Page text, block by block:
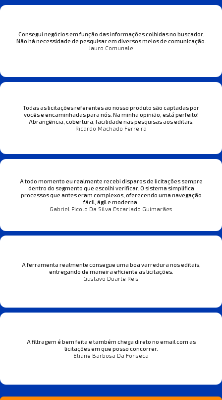
Consegui negócios em função das informações colhidas no buscador.
Não há necessidade de pesquisar em diversos meios de comunicação.
Jauro Comunale
Todas as licitações referentes ao nosso produto são captadas por
vocês e encaminhadas para nós. Na minha opinião, está perfeito!
Abrangência, cobertura, facilidade nas pesquisas aos editais.
Ricardo Machado Ferreira
A todo momento eu realmente recebi disparos de licitações sempre
dentro do segmento que escolhi verificar. O sistema simplifica
processos que antes eram complexos, oferecendo uma navegação
fácil, ágil e moderna.
Gabriel Picolo Da Silva Escarlado Guimarães
A ferramenta realmente consegue uma boa varredura nos editais,
entregando de maneira eficiente as licitações.
Gustavo Duarte Reis
A filtragem é bem feita e também chega direto no email com as
licitações em que posso concorrer.
Eliane Barbosa Da Fonseca